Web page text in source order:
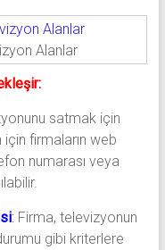
Alanlar
satmak için
firmaların web
numarası veya
:Firma, televizyonun
gibi kriterlere